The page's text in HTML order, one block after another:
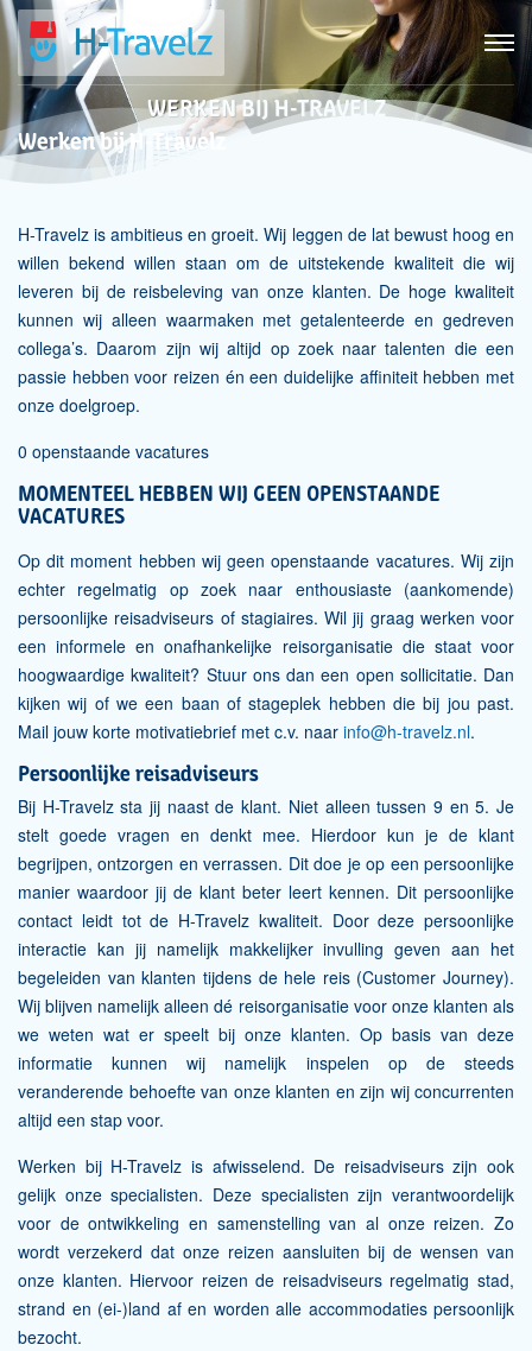
WERKEN BIJ H-TRAVELZ
Werken bij H-Travelz
H-Travelz is ambitieus en groeit. Wij leggen de lat bewust hoog en
willen bekend willen staan om de uitstekende kwaliteit die wij
leveren bij de reisbeleving van onze klanten. De hoge kwaliteit
kunnen wij alleen waarmaken met getalenteerde en gedreven
collega’s. Daarom zijn wij altijd op zoek naar talenten die een
passie hebben voor reizen én een duidelijke affiniteit hebben met
onze doelgroep.
0 openstaande vacatures
MOMENTEEL HEBBEN WIJ GEEN OPENSTAANDE
VACATURES
Op dit moment hebben wij geen openstaande vacatures. Wij zijn
echter regelmatig op zoek naar enthousiaste (aankomende)
persoonlijke reisadviseurs of stagiaires. Wil jij graag werken voor
een informele en onafhankelijke reisorganisatie die staat voor
hoogwaardige kwaliteit? Stuur ons dan een open sollicitatie. Dan
kijken wij of we een baan of stageplek hebben die bij jou past.
Mail jouw korte motivatiebrief met c.v. naar info@h-travelz.nl.
Persoonlijke reisadviseurs
Bij H-Travelz sta jij naast de klant. Niet alleen tussen 9 en 5. Je
stelt goede vragen en denkt mee. Hierdoor kun je de klant
begrijpen, ontzorgen en verrassen. Dit doe je op een persoonlijke
manier waardoor jij de klant beter leert kennen. Dit persoonlijke
contact leidt tot de H-Travelz kwaliteit. Door deze persoonlijke
interactie kan jij namelijk makkelijker invulling geven aan het
begeleiden van klanten tijdens de hele reis (Customer Journey).
Wij blijven namelijk alleen dé reisorganisatie voor onze klanten als
we weten wat er speelt bij onze klanten. Op basis van deze
informatie kunnen wij namelijk inspelen op de steeds
veranderende behoefte van onze klanten en zijn wij concurrenten
altijd een stap voor.
Werken bij H-Travelz is afwisselend. De reisadviseurs zijn ook
gelijk onze specialisten. Deze specialisten zijn verantwoordelijk
voor de ontwikkeling en samenstelling van al onze reizen. Zo
wordt verzekerd dat onze reizen aansluiten bij de wensen van
onze klanten. Hiervoor reizen de reisadviseurs regelmatig stad,
strand en (ei-)land af en worden alle accommodaties persoonlijk
bezocht.